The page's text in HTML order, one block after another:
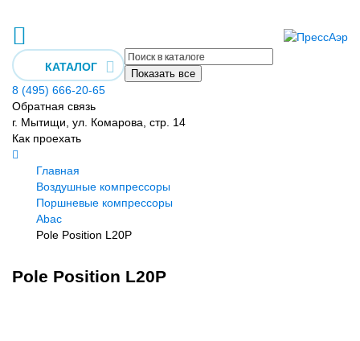
КАТАЛОГ
Показать все
8 (495) 666-20-65
Обратная связь
г. Мытищи, ул. Комарова, стр. 14
Как проехать
Главная
Воздушные компрессоры
Поршневые компрессоры
Abac
Pole Position L20P
Pole Position L20P